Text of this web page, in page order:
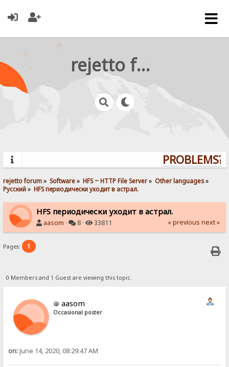
rejetto forum
PROBLEMS?
rejetto forum» Software» HFS ~ HTTP File Server» Other languages»
Pусский» HFS периодически уходит в астрал.
HFS периодически уходит в астрал.
aasom · 8 · 33811 « previous next »
Pages: 1
0 Members and 1 Guest are viewing this topic.
aasom
Occasional poster
on:June 14, 2020, 08:29:47 AM